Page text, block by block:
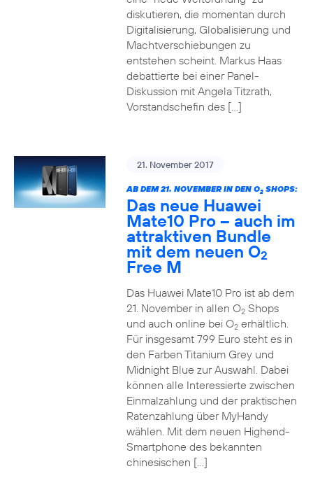
diskutieren, die momentan durch
Digitalisierung, Globalisierung und
Machtverschiebungen zu
entstehen scheint. Markus Haas
debattierte bei einer Panel-
Diskussion mit Angela Titzrath,
Vorstandschefin des […]
21. November 2017
AB DEM 21. NOVEMBER IN DEN O2SHOPS:
Das neue Huawei
Mate10 Pro – auch im
attraktiven Bundle
mit dem neuen O2
Free M
Das Huawei Mate10 Pro ist ab dem
21. November in allen O2Shops
und auch online bei O2erhältlich.
Für insgesamt 799 Euro steht es in
den Farben Titanium Grey und
Midnight Blue zur Auswahl. Dabei
können alle Interessierte zwischen
Einmalzahlung und der praktischen
Ratenzahlung über MyHandy
wählen. Mit dem neuen Highend-
Smartphone des bekannten
chinesischen […]